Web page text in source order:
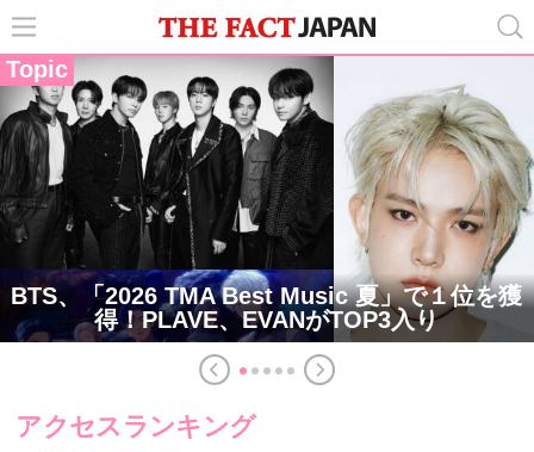
Topic
BTS、「2026 TMA Best Music 夏」で１位を獲
得！PLAVE、EVANがTOP3入り
アクセスランキング